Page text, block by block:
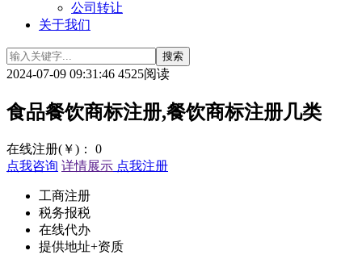
公司转让
关于我们
2024-07-09 09:31:46 4525阅读
食品餐饮商标注册,餐饮商标注册几类
在线注册(￥)：
0
点我咨询 详情展示 点我注册
工商注册
税务报税
在线代办
提供地址+资质